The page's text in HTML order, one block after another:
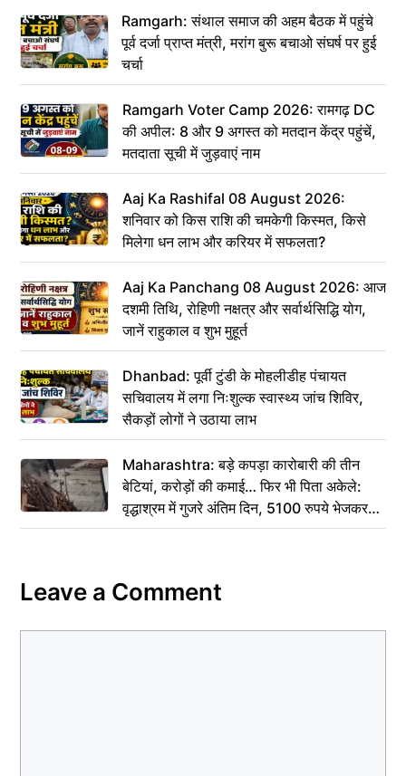
Ramgarh: संथाल समाज की अहम बैठक में पहुंचे
पूर्व दर्जा प्राप्त मंत्री, मरांग बुरू बचाओ संघर्ष पर हुई
चर्चा
Ramgarh Voter Camp 2026: रामगढ़ DC
की अपील: 8 और 9 अगस्त को मतदान केंद्र पहुंचें,
मतदाता सूची में जुड़वाएं नाम
Aaj Ka Rashifal 08 August 2026:
शनिवार को किस राशि की चमकेगी किस्मत, किसे
मिलेगा धन लाभ और करियर में सफलता?
Aaj Ka Panchang 08 August 2026: आज
दशमी तिथि, रोहिणी नक्षत्र और सर्वार्थसिद्धि योग,
जानें राहुकाल व शुभ मुहूर्त
Dhanbad: पूर्वी टुंडी के मोहलीडीह पंचायत
सचिवालय में लगा निःशुल्क स्वास्थ्य जांच शिविर,
सैकड़ों लोगों ने उठाया लाभ
Maharashtra: बड़े कपड़ा कारोबारी की तीन
बेटियां, करोड़ों की कमाई… फिर भी पिता अकेले:
वृद्धाश्रम में गुजरे अंतिम दिन, 5100 रुपये भेजकर
कहा– अंतिम संस्कार कर दीजिए हम नहीं आ पाएंगे
Leave a Comment